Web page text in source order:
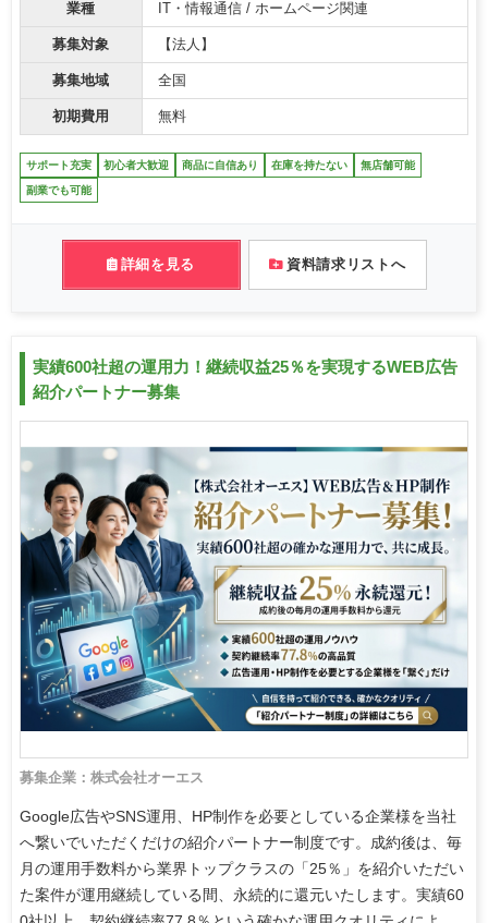
業種 IT・情報通信 / ホームページ関連
募集対象 【法人】
募集地域 全国
初期費用 無料
サポート充実 初心者大歓迎 商品に自信あり 在庫を持たない 無店舗可能
副業でも可能
詳細を見る 資料請求リストへ
実績600社超の運用力！継続収益25％を実現するWEB広告
紹介パートナー募集
募集企業：株式会社オーエス
Google広告やSNS運用、HP制作を必要としている企業様を当社
へ繋いでいただくだけの紹介パートナー制度です。成約後は、毎
月の運用手数料から業界トップクラスの「25％」を紹介いただい
た案件が運用継続している間、永続的に還元いたします。実績60